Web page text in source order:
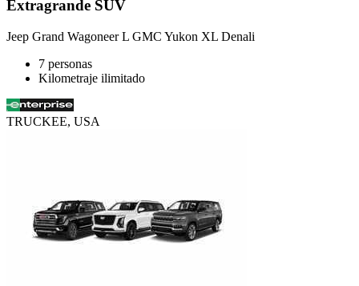
Extragrande SUV
Jeep Grand Wagoneer L GMC Yukon XL Denali
7 personas
Kilometraje ilimitado
TRUCKEE, USA